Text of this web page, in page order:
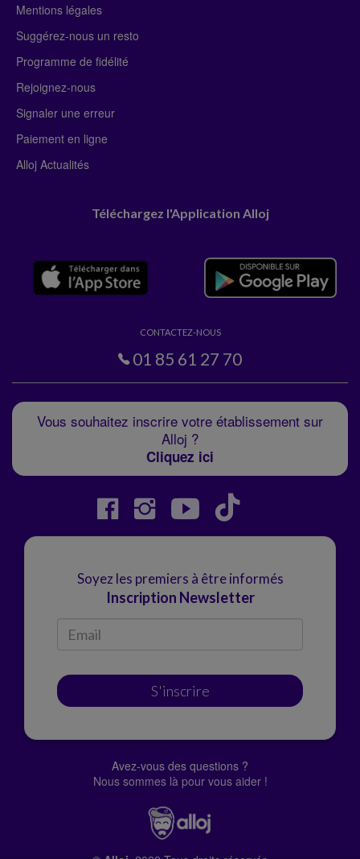
Mentions légales
Suggérez-nous un resto
Programme de fidélité
Rejoignez-nous
Signaler une erreur
Paiement en ligne
Alloj Actualités
Téléchargez l'Application Alloj
CONTACTEZ-NOUS
01 85 61 27 70
Vous souhaitez inscrire votre établissement sur
Alloj ?
Cliquez ici
Soyez les premiers à être informés
Inscription Newsletter
S'inscrire
Avez-vous des questions ?
Nous sommes là pour vous aider !